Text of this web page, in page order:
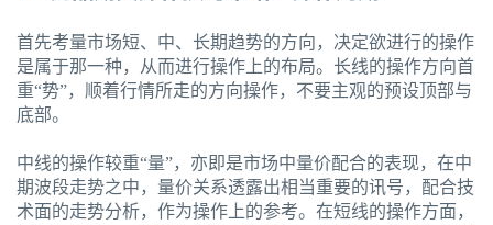
首先考量市场短、中、长期趋势的方向，决定欲进行的操作
是属于那一种，从而进行操作上的布局。长线的操作方向首
重“势”，顺着行情所走的方向操作，不要主观的预设顶部与
底部。
中线的操作较重“量”，亦即是市场中量价配合的表现，在中
期波段走势之中，量价关系透露出相当重要的讯号，配合技
术面的走势分析，作为操作上的参考。在短线的操作方面，